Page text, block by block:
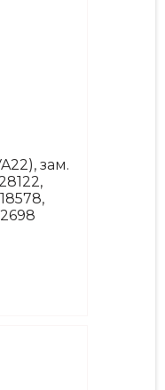
зам.